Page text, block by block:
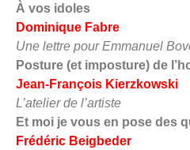
À vos idoles
Dominique Fabre
Une lettre pour Emmanuel
Posture (et imposture)
Jean-François Kierzkowski
L’atelier de l’artiste
Et moi je vous en pose
Frédéric Beigbeder